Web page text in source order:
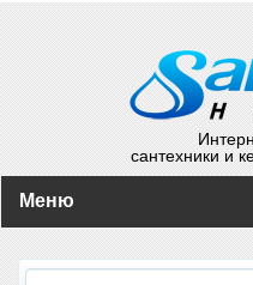
сантехники и
Меню